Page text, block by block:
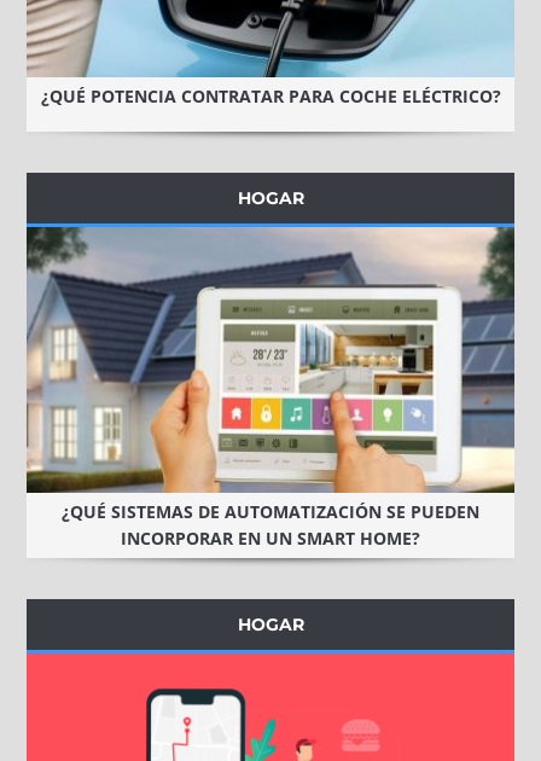
¿QUÉ POTENCIA CONTRATAR PARA COCHE ELÉCTRICO?
HOGAR
¿QUÉ SISTEMAS DE AUTOMATIZACIÓN SE PUEDEN
INCORPORAR EN UN SMART HOME?
HOGAR